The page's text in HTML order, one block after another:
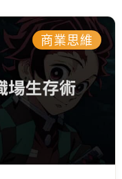
商業思維